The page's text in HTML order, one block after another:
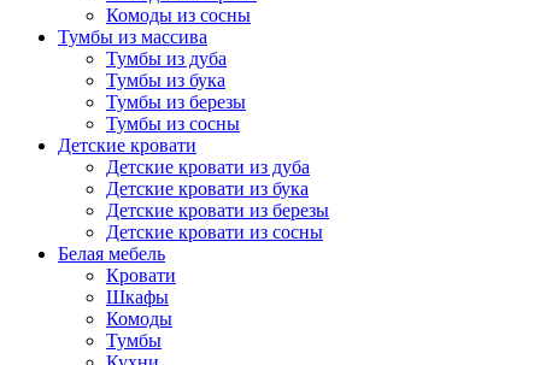
Комоды из сосны
Тумбы из массива
Тумбы из дуба
Тумбы из бука
Тумбы из березы
Тумбы из сосны
Детские кровати
Детские кровати из дуба
Детские кровати из бука
Детские кровати из березы
Детские кровати из сосны
Белая мебель
Кровати
Шкафы
Комоды
Тумбы